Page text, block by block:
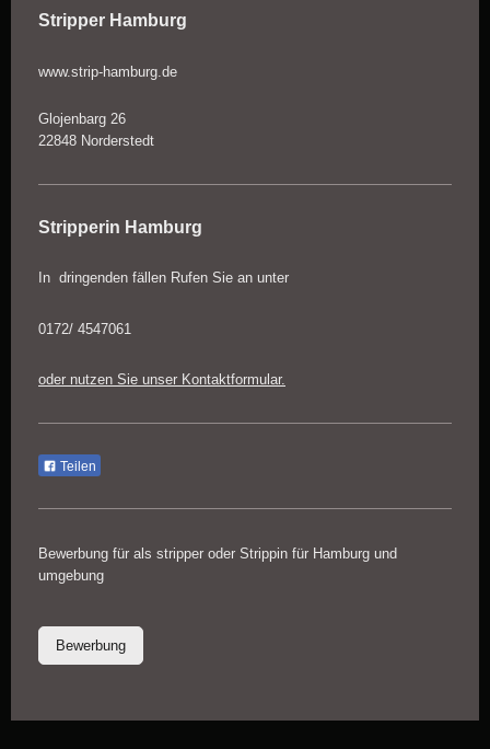
Stripper Hamburg
www.strip-hamburg.de
Glojenbarg 26
22848 Norderstedt
Stripperin Hamburg
In dringenden fällen Rufen Sie an unter
0172/ 4547061
oder nutzen Sie unser Kontaktformular.
Teilen
Bewerbung für als stripper oder Strippin für Hamburg und
umgebung
Bewerbung